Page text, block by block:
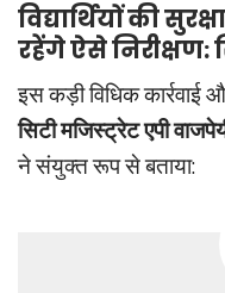
विद्यार्थियों की
रहेंगे ऐसे निरीक्षण:
इस कड़ी विधिक
सिटी मजिस्ट्रेट एपी
ने संयुक्त रूप से बताया: